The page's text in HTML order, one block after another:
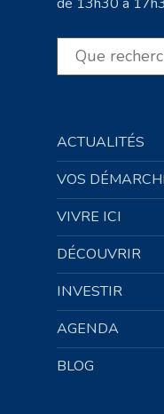
Rechercher
ACTUALITÉS
VOS
VIVRE ICI
DÉCOUVRIR
INVESTIR
AGENDA
BLOG